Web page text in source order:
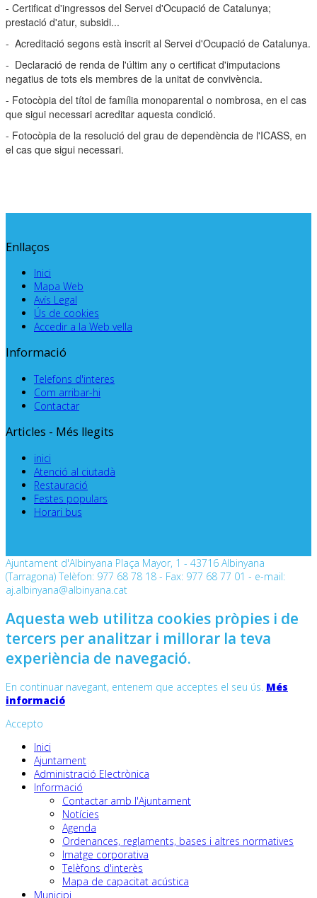
- Certificat d'ingressos del Servei d'Ocupació de Catalunya;
prestació d'atur, subsidi...
- Acreditació segons està inscrit al Servei d'Ocupació de Catalunya.
- Declaració de renda de l'últim any o certificat d'imputacions
negatius de tots els membres de la unitat de convivència.
- Fotocòpia del títol de família monoparental o nombrosa, en el cas
que sigui necessari acreditar aquesta condició.
- Fotocòpia de la resolució del grau de dependència de l'ICASS, en
el cas que sigui necessari.
Enllaços
Inici
Mapa Web
Avís Legal
Ús de cookies
Accedir a la Web vella
Informació
Telefons d'interes
Com arribar-hi
Contactar
Articles - Més llegits
inici
Atenció al ciutadà
Restauració
Festes populars
Horari bus
Ajuntament d'Albinyana Plaça Mayor, 1 - 43716 Albinyana
(Tarragona) Telèfon: 977 68 78 18 - Fax: 977 68 77 01 - e-mail:
aj.albinyana@albinyana.cat
Aquesta web utilitza cookies pròpies i de
tercers per analitzar i millorar la teva
experiència de navegació.
En continuar navegant, entenem que acceptes el seu ús. Més
informació
Accepto
Inici
Ajuntament
Administració Electrònica
Informació
Contactar amb l'Ajuntament
Notícies
Agenda
Ordenances, reglaments, bases i altres normatives
Imatge corporativa
Telèfons d'interès
Mapa de capacitat acústica
Municipi